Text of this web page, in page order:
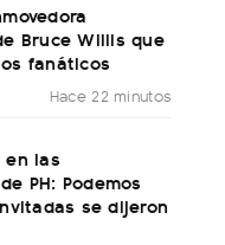
Bruce Willis que
fanáticos
Hace 22 minutos
en las
PH: Podemos
se dijeron